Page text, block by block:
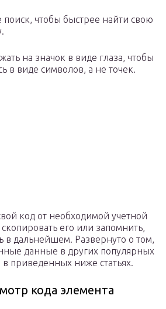
поиск, чтобы быстрее найти свою
на значок в виде глаза, чтобы
в виде символов, а не точек.
код от необходимой учетной
его или запомнить,
в дальнейшем. Развернуто о том,
данные в других популярных
в приведенных ниже статьях.
кода элемента